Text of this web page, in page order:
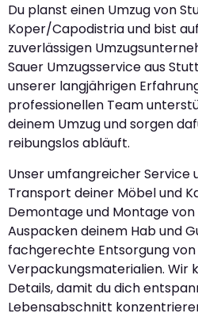
Du planst einen Umzug von
Koper/Capodistria und bist
zuverlässigen
Sauer Umzugsservice aus
unserer langjährigen
professionellen Team
deinem Umzug und sorgen
reibungslos abläuft.
Unser umfangreicher Service
Transport deiner Möbel und
Demontage und Montage von
Auspacken deinem Hab und
fachgerechte Entsorgung von
Verpackungsmaterialien. Wir
Details, damit du dich
Lebensabschnitt